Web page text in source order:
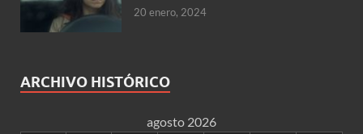
20 enero, 2024
ARCHIVO HISTÓRICO
agosto 2026